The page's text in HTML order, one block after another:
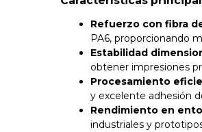
Refuerzo con fibra
PA6, proporcionando
Estabilidad
obtener impresiones
Procesamiento
y excelente adhesión
Rendimiento en
industriales y